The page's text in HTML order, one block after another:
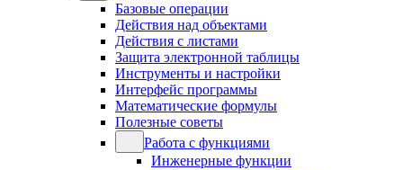
Базовые операции
Действия над объектами
Действия с листами
Защита электронной таблицы
Инструменты и настройки
Интерфейс программы
Математические формулы
Полезные советы
Работа с функциями
Инженерные функции